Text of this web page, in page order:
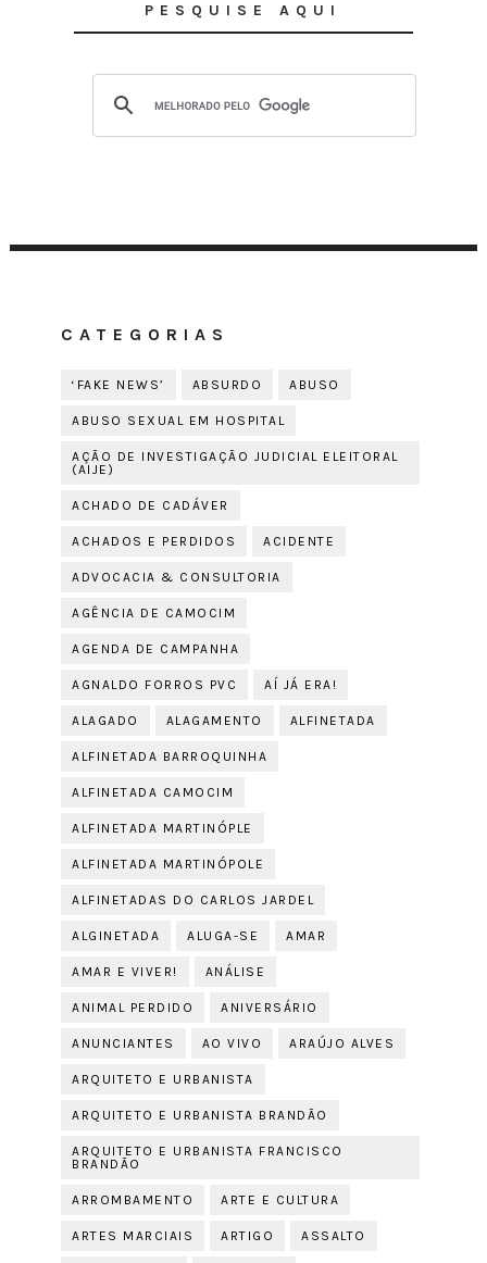
PESQUISE AQUI
CATEGORIAS
‘FAKE NEWS’ ABSURDO ABUSO
ABUSO SEXUAL EM HOSPITAL
AÇÃO DE INVESTIGAÇÃO JUDICIAL ELEITORAL
(AIJE)
ACHADO DE CADÁVER
ACHADOS E PERDIDOS ACIDENTE
ADVOCACIA & CONSULTORIA
AGÊNCIA DE CAMOCIM
AGENDA DE CAMPANHA
AGNALDO FORROS PVC AÍ JÁ ERA!
ALAGADO ALAGAMENTO ALFINETADA
ALFINETADA BARROQUINHA
ALFINETADA CAMOCIM
ALFINETADA MARTINÓPLE
ALFINETADA MARTINÓPOLE
ALFINETADAS DO CARLOS JARDEL
ALGINETADA ALUGA-SE AMAR
AMAR E VIVER! ANÁLISE
ANIMAL PERDIDO ANIVERSÁRIO
ANUNCIANTES AO VIVO ARAÚJO ALVES
ARQUITETO E URBANISTA
ARQUITETO E URBANISTA BRANDÃO
ARQUITETO E URBANISTA FRANCISCO
BRANDÃO
ARROMBAMENTO ARTE E CULTURA
ARTES MARCIAIS ARTIGO ASSALTO